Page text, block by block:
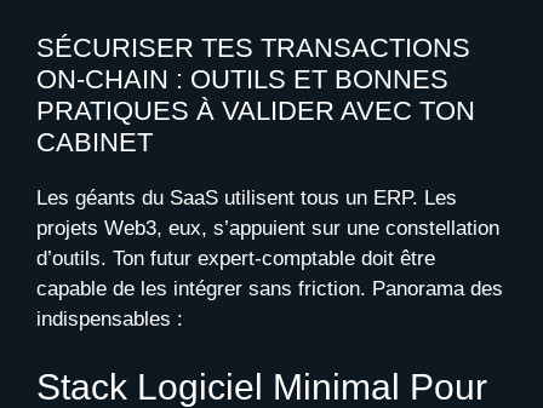
SÉCURISER TES TRANSACTIONS
ON-CHAIN : OUTILS ET BONNES
PRATIQUES À VALIDER AVEC TON
CABINET
Les géants du SaaS utilisent tous un ERP. Les
projets Web3, eux, s’appuient sur une constellation
d’outils. Ton futur expert-comptable doit être
capable de les intégrer sans friction. Panorama des
indispensables :
Stack Logiciel Minimal Pour